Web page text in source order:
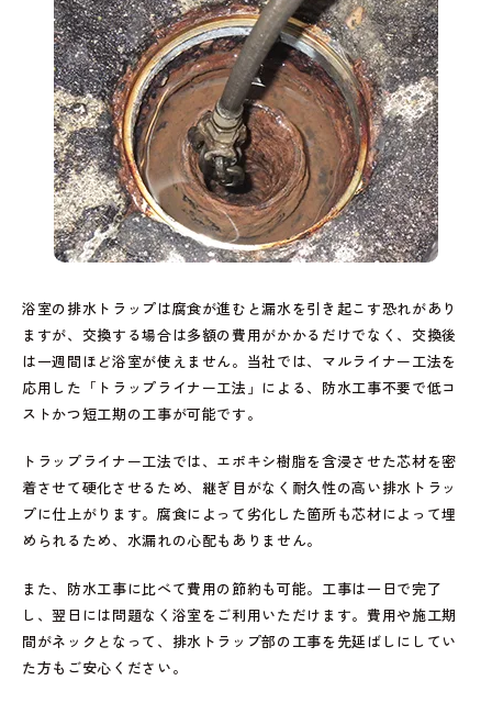
浴室の排水トラップは腐食が進むと漏水を引き起こす恐れがあり
ますが、交換する場合は多額の費用がかかるだけでなく、交換後
は一週間ほど浴室が使えません。当社では、マルライナー工法を
応用した「トラップライナー工法」による、防水工事不要で低コ
ストかつ短工期の工事が可能です。
トラップライナー工法では、エポキシ樹脂を含浸させた芯材を密
着させて硬化させるため、継ぎ目がなく耐久性の高い排水トラッ
プに仕上がります。腐食によって劣化した箇所も芯材によって埋
められるため、水漏れの心配もありません。
また、防水工事に比べて費用の節約も可能。工事は一日で完了
し、翌日には問題なく浴室をご利用いただけます。費用や施工期
間がネックとなって、排水トラップ部の工事を先延ばしにしてい
た方もご安心ください。